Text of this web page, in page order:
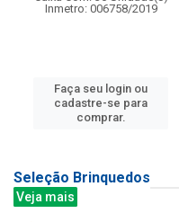
Inmetro: 006758/2019
Faça seu login ou
cadastre-se para
comprar.
Seleção Brinquedos
Veja mais